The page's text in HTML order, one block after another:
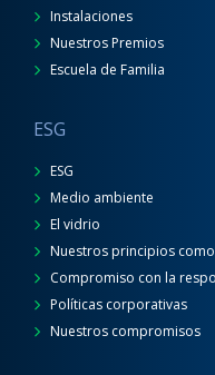
Instalaciones
Nuestros Premios
Escuela de Familia
ESG
ESG
Medio ambiente
El vidrio
Nuestros principios
Compromiso con la
Políticas corporativas
Nuestros compromisos